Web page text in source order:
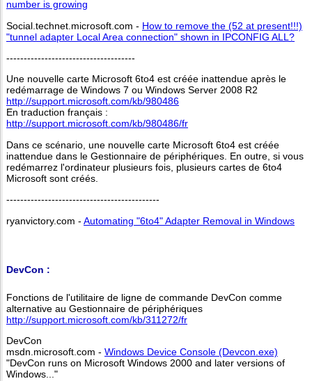
number is growing
Social.technet.microsoft.com - How to remove the (52 at present!!!)
"tunnel adapter Local Area connection" shown in IPCONFIG ALL?
-------------------------------------
Une nouvelle carte Microsoft 6to4 est créée inattendue après le
redémarrage de Windows 7 ou Windows Server 2008 R2
http://support.microsoft.com/kb/980486
En traduction français :
http://support.microsoft.com/kb/980486/fr
Dans ce scénario, une nouvelle carte Microsoft 6to4 est créée
inattendue dans le Gestionnaire de périphériques. En outre, si vous
redémarrez l'ordinateur plusieurs fois, plusieurs cartes de 6to4
Microsoft sont créés.
--------------------------------------------
ryanvictory.com - Automating "6to4" Adapter Removal in Windows
DevCon :
Fonctions de l'utilitaire de ligne de commande DevCon comme
alternative au Gestionnaire de périphériques
http://support.microsoft.com/kb/311272/fr
DevCon
msdn.microsoft.com - Windows Device Console (Devcon.exe)
"DevCon runs on Microsoft Windows 2000 and later versions of
Windows..."